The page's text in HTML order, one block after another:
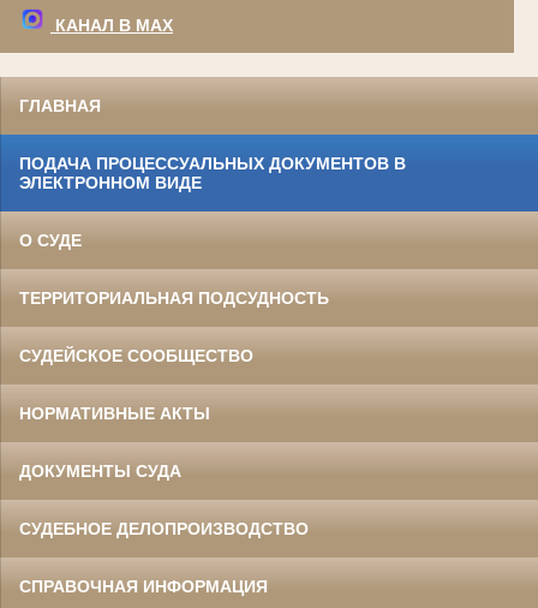
КАНАЛ В МАХ
ГЛАВНАЯ
ПОДАЧА ПРОЦЕССУАЛЬНЫХ ДОКУМЕНТОВ В
ЭЛЕКТРОННОМ ВИДЕ
О СУДЕ
ТЕРРИТОРИАЛЬНАЯ ПОДСУДНОСТЬ
СУДЕЙСКОЕ СООБЩЕСТВО
НОРМАТИВНЫЕ АКТЫ
ДОКУМЕНТЫ СУДА
СУДЕБНОЕ ДЕЛОПРОИЗВОДСТВО
СПРАВОЧНАЯ ИНФОРМАЦИЯ